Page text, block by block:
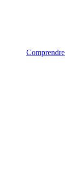
Comprendre